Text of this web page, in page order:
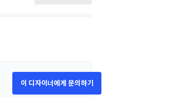
이 디자이너에게 문의하기